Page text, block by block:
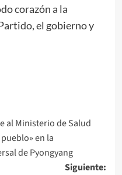
corazón a la
el gobierno y
al Ministerio de Salud
en la
de Pyongyang
Siguiente: